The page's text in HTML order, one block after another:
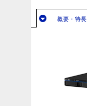
概要・特長